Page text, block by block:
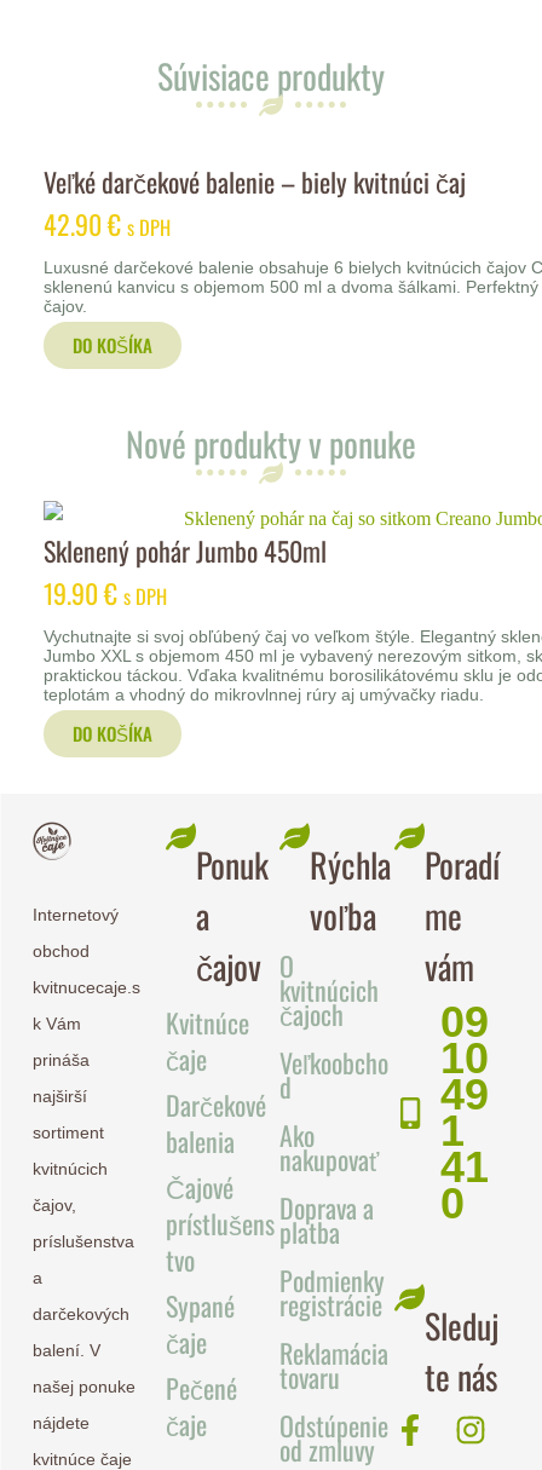
Súvisiace produkty
Veľké darčekové balenie – biely kvitnúci čaj
42.90€ s DPH
Luxusné darčekové balenie obsahuje 6 bielych kvitnúcich čajov
sklenenú kanvicu s objemom 500 ml a dvoma šálkami.
čajov.
DO KOŠÍKA
Nové produkty v ponuke
Sklenený pohár Jumbo 450ml
19.90€ s DPH
Vychutnajte si svoj obľúbený čaj vo veľkom štýle. Elegantný
Jumbo XXL s objemom 450 ml je vybavený nerezovým sitkom,
praktickou táckou. Vďaka kvalitnému borosilikátovému sklu je
teplotám a vhodný do mikrovlnnej rúry aj umývačky riadu.
DO KOŠÍKA
Internetový
obchod
kvitnucecaje.s
k Vám
prináša
najširší
sortiment
kvitnúcich
čajov,
príslušenstva
a
darčekových
balení. V
našej ponuke
nájdete
kvitnúce čaje
Ponuk
a
čajov
Kvitnúce
čaje
Darčekové
balenia
Čajové
prístlušens
tvo
Sypané
čaje
Pečené
čaje
Rýchla
voľba
O
kvitnúcich
čajoch
Veľkoobcho
d
Ako
nakupovať
Doprava a
platba
Podmienky
registrácie
Reklamácia
tovaru
Odstúpenie
od zmluvy
Poradí
me
vám
09
10
49
1
41
0
Sleduj
te nás